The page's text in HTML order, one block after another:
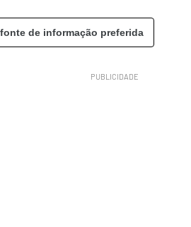
de informação preferida